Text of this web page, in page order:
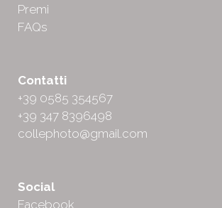
Premi
FAQs
Contatti
+39 0585 354567
+39 347 8396498
collephoto@gmail.com
Social
Facebook